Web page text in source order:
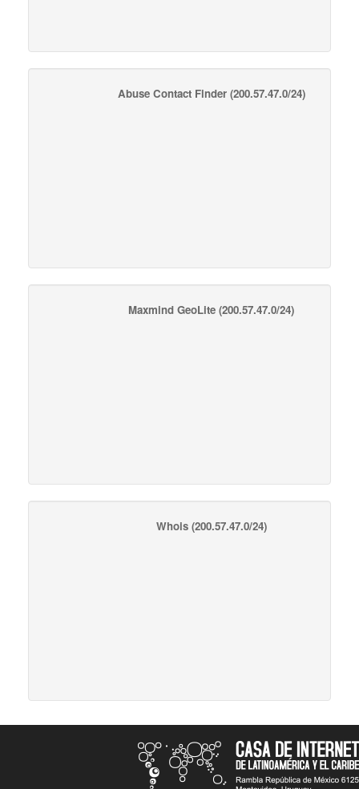
Abuse Contact Finder(200.57.47.0/24)
Maxmind GeoLite (200.57.47.0/24)
Whois(200.57.47.0/24)